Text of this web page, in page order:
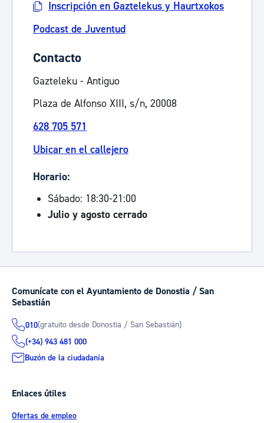
Inscripción en Gaztelekus y Haurtxokos
Podcast de Juventud
Contacto
Gazteleku - Antiguo
Plaza de Alfonso XIII, s/n, 20008
628 705 571
Ubicar en el callejero
Horario:
Sábado: 18:30-21:00
Julio y agosto cerrado
Comunícate con el Ayuntamiento de Donostia / San
Sebastián
010(gratuito desde Donostia / San Sebastián)
(+34) 943 481 000
Buzón de la ciudadanía
Enlaces útiles
Ofertas de empleo